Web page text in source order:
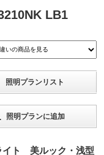
LB1
照明プランリスト
照明プランに追加
ト 美ルック・浅型